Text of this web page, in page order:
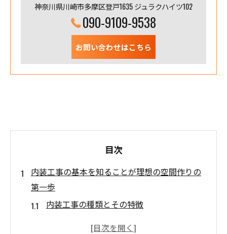
神奈川県川崎市多摩区登戸1635 ジュラクハイツ102
090-9109-9538
お問い合わせはこちら
目次
内装工事の基本を知ることが理想の空間作りの
第一歩
内装工事の種類とその特徴
理想の空間のための計画と準備